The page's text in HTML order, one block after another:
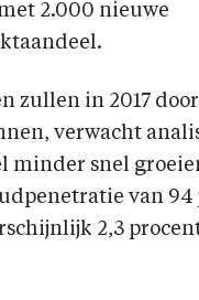
2.000 nieuwe
zullen in 2017
verwacht
minder snel
van 94
2,3